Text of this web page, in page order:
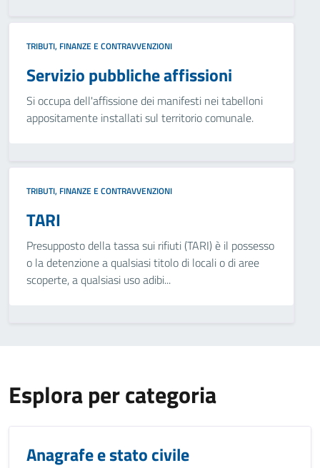
TRIBUTI, FINANZE E CONTRAVVENZIONI
Servizio pubbliche affissioni
Si occupa dell'affissione dei manifesti nei tabelloni
appositamente installati sul territorio comunale.
TRIBUTI, FINANZE E CONTRAVVENZIONI
TARI
Presupposto della tassa sui rifiuti (TARI) è il possesso
o la detenzione a qualsiasi titolo di locali o di aree
scoperte, a qualsiasi uso adibi...
Esplora per categoria
Anagrafe e stato civile